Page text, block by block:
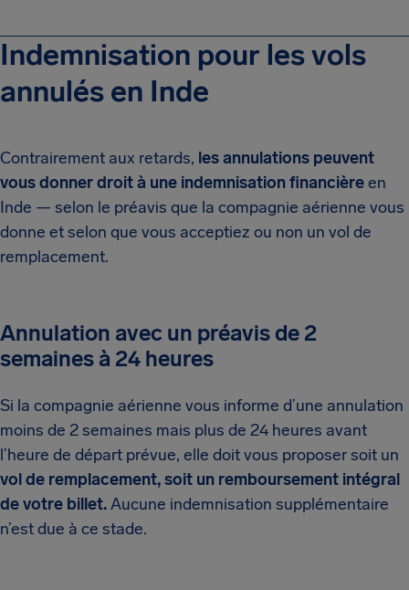
Indemnisation pour les vols
annulés en Inde
Contrairement aux retards, les annulations peuvent
vous donner droit à une indemnisation financièreen
Inde — selon le préavis que la compagnie aérienne vous
donne et selon que vous acceptiez ou non un vol de
remplacement.
Annulation avec un préavis de 2
semaines à 24 heures
Si la compagnie aérienne vous informe d’une annulation
moins de 2 semaines mais plus de 24 heures avant
l’heure de départ prévue, elle doit vous proposer soit un
vol de remplacement, soit un remboursement intégral
de votre billet.Aucune indemnisation supplémentaire
n’est due à ce stade.